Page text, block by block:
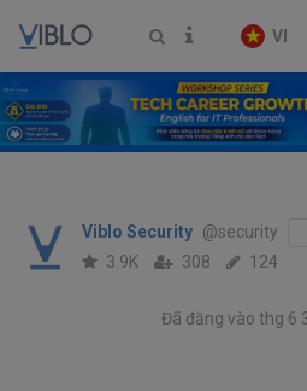
VI
Viblo Security @security
3.9K 308 124
Đã đăng vào thg 6